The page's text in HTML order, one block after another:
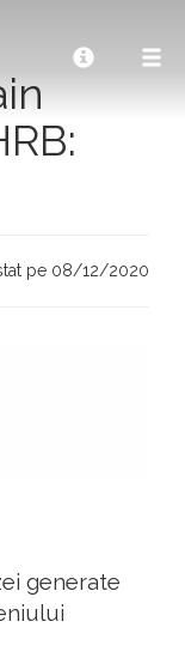
pe 08/12/2020
generate